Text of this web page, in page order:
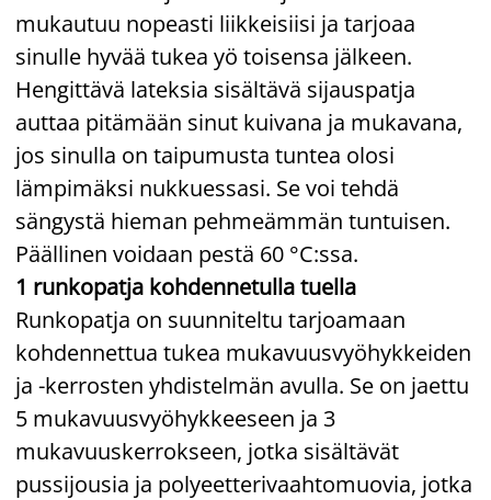
mukautuu nopeasti liikkeisiisi ja tarjoaa
sinulle hyvää tukea yö toisensa jälkeen.
Hengittävä lateksia sisältävä sijauspatja
auttaa pitämään sinut kuivana ja mukavana,
jos sinulla on taipumusta tuntea olosi
lämpimäksi nukkuessasi. Se voi tehdä
sängystä hieman pehmeämmän tuntuisen.
Päällinen voidaan pestä 60 °C:ssa.
1 runkopatja kohdennetulla tuella
Runkopatja on suunniteltu tarjoamaan
kohdennettua tukea mukavuusvyöhykkeiden
ja -kerrosten yhdistelmän avulla. Se on jaettu
5 mukavuusvyöhykkeeseen ja 3
mukavuuskerrokseen, jotka sisältävät
pussijousia ja polyeetterivaahtomuovia, jotka